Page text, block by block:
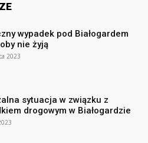
wypadek pod Białogardem
nie żyją
2023
sytuacja w związku z
drogowym w Białogardzie